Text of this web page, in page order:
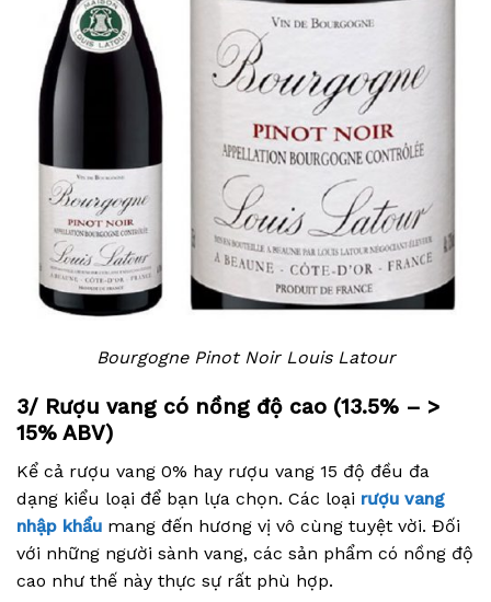
Bourgogne Pinot Noir Louis Latour
3/ Rượu vang có nồng độ cao (13.5% – >
15% ABV)
Kể cả rượu vang 0% hay rượu vang 15 độ đều đa
dạng kiểu loại để bạn lựa chọn. Các loại rượu vang
nhập khẩu mang đến hương vị vô cùng tuyệt vời. Đối
với những người sành vang, các sản phẩm có nồng độ
cao như thế này thực sự rất phù hợp.